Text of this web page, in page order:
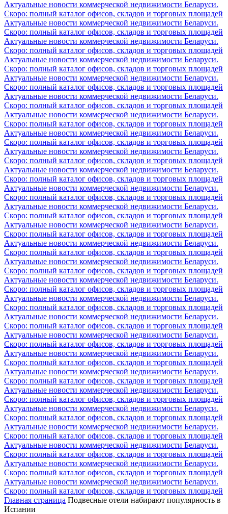
Актуальные новости коммерческой недвижимости Беларуси.
Скоро: полный каталог офисов, складов и торговых площадей
Актуальные новости коммерческой недвижимости Беларуси.
Скоро: полный каталог офисов, складов и торговых площадей
Актуальные новости коммерческой недвижимости Беларуси.
Скоро: полный каталог офисов, складов и торговых площадей
Актуальные новости коммерческой недвижимости Беларуси.
Скоро: полный каталог офисов, складов и торговых площадей
Актуальные новости коммерческой недвижимости Беларуси.
Скоро: полный каталог офисов, складов и торговых площадей
Актуальные новости коммерческой недвижимости Беларуси.
Скоро: полный каталог офисов, складов и торговых площадей
Актуальные новости коммерческой недвижимости Беларуси.
Скоро: полный каталог офисов, складов и торговых площадей
Актуальные новости коммерческой недвижимости Беларуси.
Скоро: полный каталог офисов, складов и торговых площадей
Актуальные новости коммерческой недвижимости Беларуси.
Скоро: полный каталог офисов, складов и торговых площадей
Актуальные новости коммерческой недвижимости Беларуси.
Скоро: полный каталог офисов, складов и торговых площадей
Актуальные новости коммерческой недвижимости Беларуси.
Скоро: полный каталог офисов, складов и торговых площадей
Актуальные новости коммерческой недвижимости Беларуси.
Скоро: полный каталог офисов, складов и торговых площадей
Актуальные новости коммерческой недвижимости Беларуси.
Скоро: полный каталог офисов, складов и торговых площадей
Актуальные новости коммерческой недвижимости Беларуси.
Скоро: полный каталог офисов, складов и торговых площадей
Актуальные новости коммерческой недвижимости Беларуси.
Скоро: полный каталог офисов, складов и торговых площадей
Актуальные новости коммерческой недвижимости Беларуси.
Скоро: полный каталог офисов, складов и торговых площадей
Актуальные новости коммерческой недвижимости Беларуси.
Скоро: полный каталог офисов, складов и торговых площадей
Актуальные новости коммерческой недвижимости Беларуси.
Скоро: полный каталог офисов, складов и торговых площадей
Актуальные новости коммерческой недвижимости Беларуси.
Скоро: полный каталог офисов, складов и торговых площадей
Актуальные новости коммерческой недвижимости Беларуси.
Скоро: полный каталог офисов, складов и торговых площадей
Актуальные новости коммерческой недвижимости Беларуси.
Скоро: полный каталог офисов, складов и торговых площадей
Актуальные новости коммерческой недвижимости Беларуси.
Скоро: полный каталог офисов, складов и торговых площадей
Актуальные новости коммерческой недвижимости Беларуси.
Скоро: полный каталог офисов, складов и торговых площадей
Актуальные новости коммерческой недвижимости Беларуси.
Скоро: полный каталог офисов, складов и торговых площадей
Актуальные новости коммерческой недвижимости Беларуси.
Скоро: полный каталог офисов, складов и торговых площадей
Актуальные новости коммерческой недвижимости Беларуси.
Скоро: полный каталог офисов, складов и торговых площадей
Актуальные новости коммерческой недвижимости Беларуси.
Скоро: полный каталог офисов, складов и торговых площадей
Главная страница Подвесные отели набирают популярность в
Испании